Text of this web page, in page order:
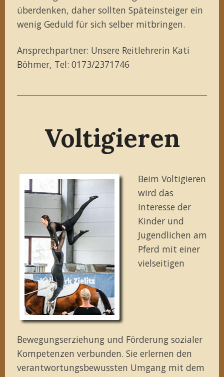
überdenken, daher sollten Späteinsteiger ein
wenig Geduld für sich selber mitbringen.
Ansprechpartner: Unsere Reitlehrerin Kati
Böhmer, Tel: 0173/2371746
Voltigieren
Beim Voltigieren
wird das
Interesse der
Kinder und
Jugendlichen am
Pferd mit einer
vielseitigen
Bewegungserziehung und Förderung sozialer
Kompetenzen verbunden. Sie erlernen den
verantwortungsbewussten Umgang mit dem